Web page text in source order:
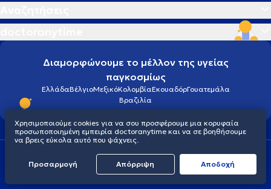
Διαμορφώνουμε το μέλλον της υγείας
παγκοσμίως
ΕλλάδαΒέλγιοΜεξικόΚολομβίαΕκουαδόρΓουατεμάλα
Βραζιλία
Πολιτική προστασίας προσωπικού απορρήτου
© 2026 doctoranytime
Χρησιμοποιούμε cookies για να σου προσφέρουμε μια κορυφαία
προσωποποιημένη εμπειρία doctoranytime και να σε βοηθήσουμε
να βρεις εύκολα αυτό που ψάχνεις.
Προσαρμογή Απόρριψη Aποδοχή